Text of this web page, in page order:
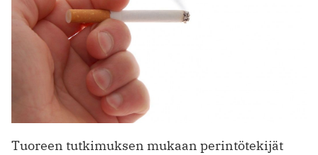
Tuoreen tutkimuksen mukaan perintötekijät